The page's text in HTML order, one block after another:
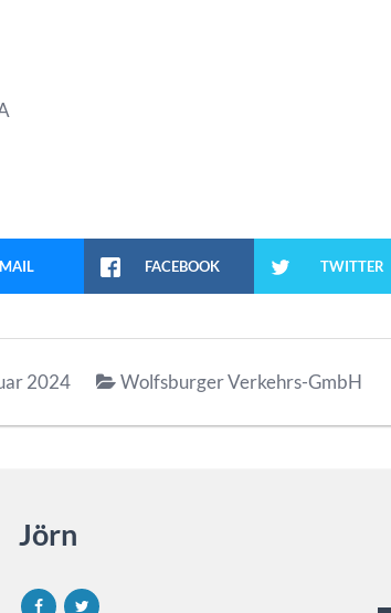
FACEBOOK TWITTER
2024 Wolfsburger Verkehrs-GmbH
Jörn